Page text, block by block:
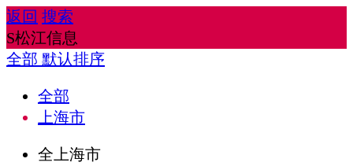
返回 搜索
S松江信息
全部 默认排序
全部
上海市
全上海市